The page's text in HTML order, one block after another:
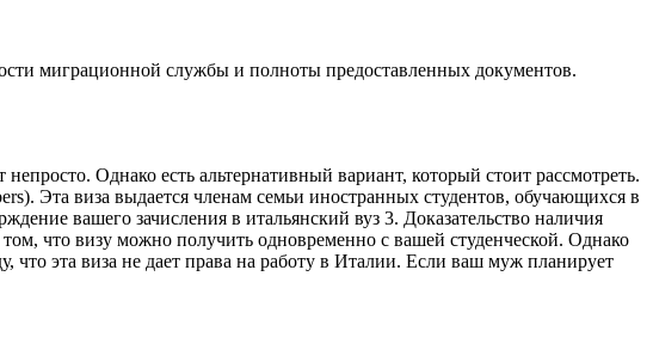
миграционной службы и полноты предоставленных документов.
Однако есть альтернативный вариант, который стоит рассмотреть.
Эта виза выдается членам семьи иностранных студентов, обучающихся в
вашего зачисления в итальянский вуз 3. Доказательство наличия
что визу можно получить одновременно с вашей студенческой. Однако
что эта виза не дает права на работу в Италии. Если ваш муж планирует